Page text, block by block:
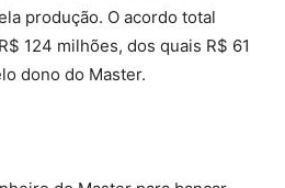
produção. O acordo total
124 milhões, dos quais R$ 61
dono do Master.